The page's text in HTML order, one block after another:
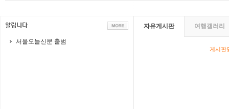
서울오늘신문 출범
자유게시판 여행갤러리
게시판